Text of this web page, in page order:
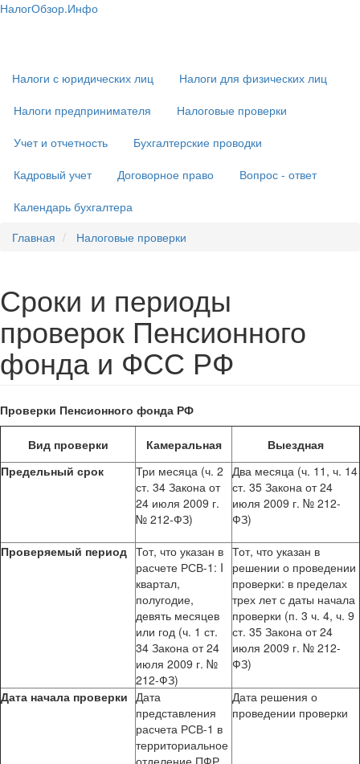
Перейти
НалогОбзор.Инфо
Налоги с юридических лиц
Налоги для физических лиц
Налоги предпринимателя
Налоговые проверки
Учет и отчетность
Бухгалтерские проводки
Кадровый учет
Договорное право
Вопрос - ответ
Календарь бухгалтера
Главная
Налоговые проверки
Сроки и периоды
проверок Пенсионного
фонда и ФСС РФ
Проверки Пенсионного фонда РФ
Вид проверки Камеральная
Выездная
Предельный срок
Три месяца (ч. 2
ст. 34 Закона от
24 июля 2009 г.
№ 212-ФЗ)
Два месяца (ч. 11, ч. 14
ст. 35 Закона от 24
июля 2009 г. № 212-
ФЗ)
Проверяемый период Тот, что указан в
расчете РСВ-1: I
квартал,
полугодие,
девять месяцев
или год (ч. 1 ст.
34 Закона от 24
июля 2009 г. №
212-ФЗ)
Тот, что указан в
решении о проведении
проверки: в пределах
трех лет с даты начала
проверки (п. 3 ч. 4, ч. 9
ст. 35 Закона от 24
июля 2009 г. № 212-
ФЗ)
Дата начала проверки Дата
представления
расчета РСВ-1 в
территориальное
отделение ПФР
Дата решения о
проведении проверки